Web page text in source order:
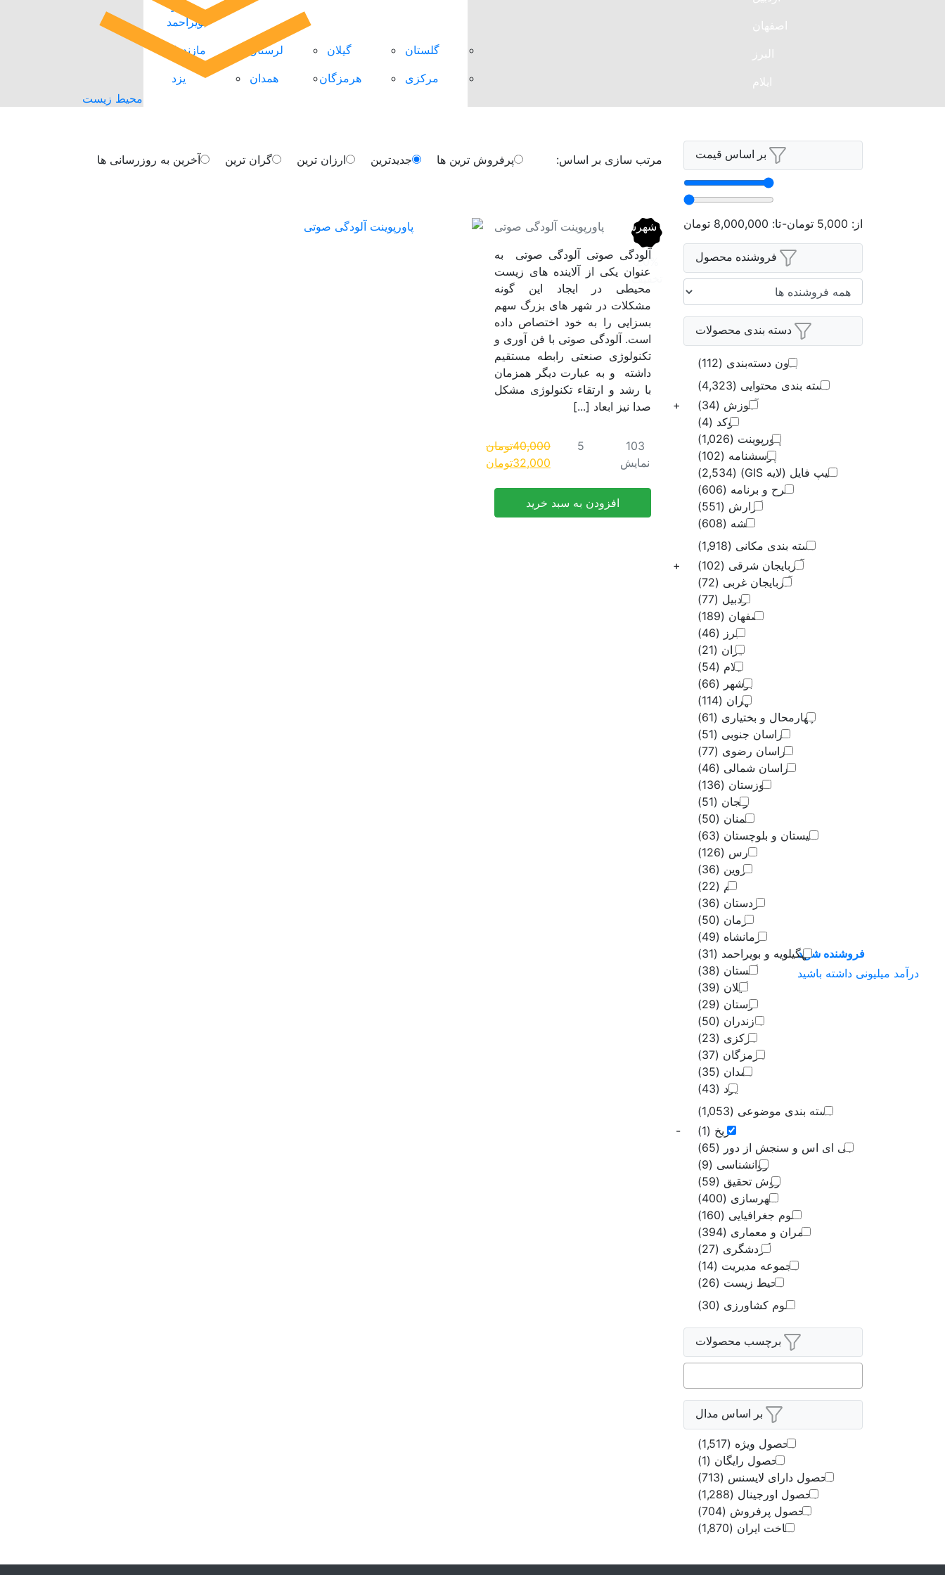
اصفهان
البرز
ایلام
بوشهر
تهران
چهارمحال و بختیاری
خراسان جنوبی
خراسان رضوی
خراسان شمالی
خوزستان
زنجان
سمنان
سیستان و بلوچستان
فارس
قم
کردستان
کرمان
کرمانشاه
کهگیلویه و بویراحمد
گلستان
گیلان
هرمزگان
همدان
یزد
متا بلاگ
فروشنده شوید
درآمد میلیونی داشته باشید
بویراحمد
گلستان
گیلان لرستان
مازندران
مرکزی
هرمزگان همدان یزد
محیط زیست
بر اساس قیمت
از: 5,000 تومان-تا: 8,000,000 تومان
فروشنده محصول
دسته بندی محصولات
بدون دسته‌بندی (112)
دسته بندی محتوایی (4,323)
+
آموزش (34)
اتوکد (4)
پاورپوینت (1,026)
پرسشنامه (102)
شیپ فایل (لایه GIS)
(2,534)
طرح و برنامه (606)
گزارش (551)
نقشه (608)
دسته بندی مکانی (1,918)
+
آذربایجان شرقی (102)
آذربایجان غربی (72)
اردبیل (77)
اصفهان (189)
البرز (46)
ایران (21)
ایلام (54)
بوشهر (66)
تهران (114)
چهارمحال و بختیاری (61)
خراسان جنوبی (51)
خراسان رضوی (77)
خراسان شمالی (46)
خوزستان (136)
زنجان (51)
سمنان (50)
سیستان و بلوچستان (63)
فارس (126)
قزوین (36)
قم (22)
کردستان (36)
کرمان (50)
کرمانشاه (49)
کهگیلویه و بویراحمد (31)
گلستان (38)
گیلان (39)
لرستان (29)
مازندران (50)
مرکزی (23)
هرمزگان (37)
همدان (35)
یزد (43)
دسته بندی موضوعی (1,053)
-
تاریخ (1)
جی ای اس و سنجش از دور (65)
روانشناسی (9)
روش تحقیق (59)
شهرسازی (400)
علوم جغرافیایی (160)
عمران و معماری (394)
گردشگری (27)
مجموعه مدیریت (14)
محیط زیست (26)
علوم کشاورزی (30)
برچسب محصولات
بر اساس مدال
محصول ویژه (1,517)
محصول رایگان (1)
محصول دارای لایسنس (713)
محصول اورجینال (1,288)
محصول پرفروش (704)
ساخت ایران (1,870)
مرتب سازی بر اساس: پرفروش ترین ها جدیدترین ارزان ترین گران ترین آخرین به روزرسانی ها
20%
تخفیف
شهرسازان
پاورپوینت آلودگی صوتی
آلودگی صوتی آلودگی صوتی به
عنوان یکی از آلاینده های زیست
محیطی در ایجاد این گونه
مشکلات در شهر های بزرگ سهم
بسزایی را به خود اختصاص داده
است. آلودگی صوتی با فن آوری و
تکنولوژی صنعتی رابطه مستقیم
داشته و به عبارت دیگر همزمان
با رشد و ارتقاء تکنولوژی مشکل
صدا نیز ابعاد [...]
103
نمایش
5
40,000تومان
قیمت
بود.
32,000تومان
افزودن به سبد خرید